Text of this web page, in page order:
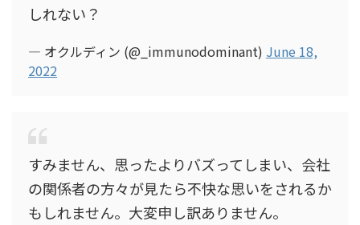
しれない？
— オクルディン (@_immunodominant) June 18,
2022
すみません、思ったよりバズってしまい、会社
の関係者の方々が見たら不快な思いをされるか
もしれません。大変申し訳ありません。